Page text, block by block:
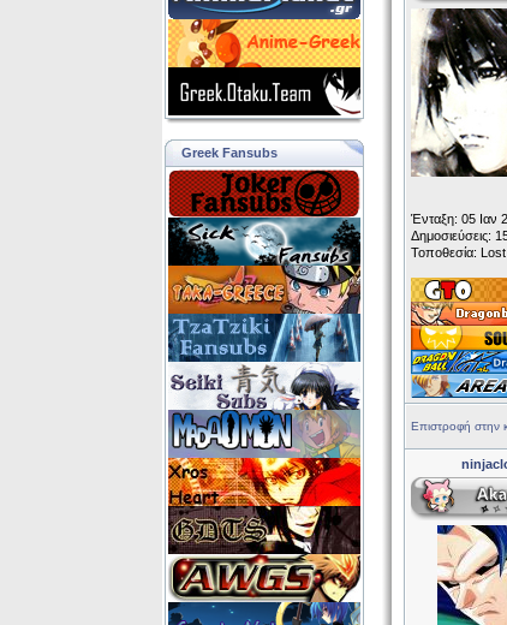
Greek Fansubs
Ένταξη: 05 Ιαν
Δημοσιεύσεις:
Τοποθεσία: Lost
Επιστροφή στην